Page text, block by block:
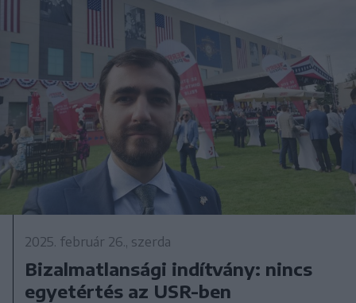
2025. február 26., szerda
Bizalmatlansági indítvány: nincs
egyetértés az USR-ben